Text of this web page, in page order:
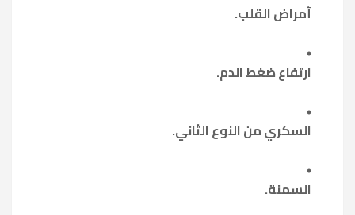
أمراض القلب.
ارتفاع ضغط الدم.
السكري من النوع الثاني.
السمنة.